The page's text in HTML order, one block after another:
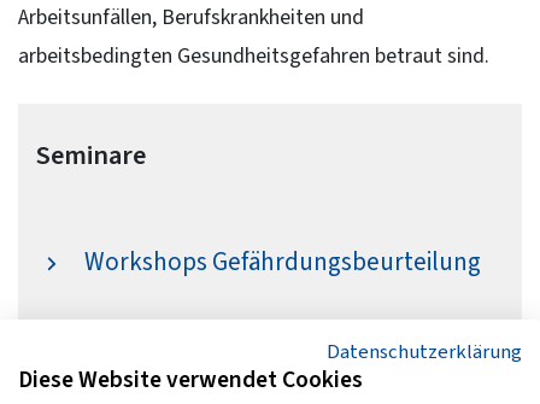
Arbeitsunfällen, Berufskrankheiten und
arbeitsbedingten Gesundheitsgefahren betraut sind.
Seminare
Workshops Gefährdungsbeurteilung
Grundlagen im ArbeitsschutzDatenschutzerklärung
Diese Website verwendet Cookies